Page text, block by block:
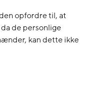
opfordre til, at
de personlige
kan dette ikke